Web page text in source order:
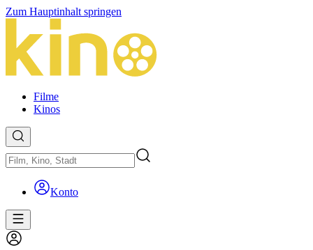
Zum Hauptinhalt springen
Filme
Kinos
Konto